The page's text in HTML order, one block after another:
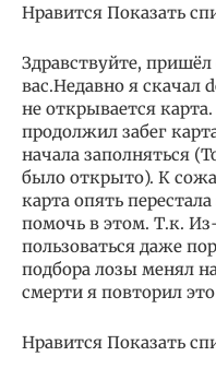
Нравится Показать
Здравствуйте,
вас.Недавно я скачал
не открывается
продолжил забег
начала заполняться
было открыто). К
карта опять
помочь в этом. Т.к.
пользоваться даже
подбора лозы менял
смерти я повторил
Нравится Показать